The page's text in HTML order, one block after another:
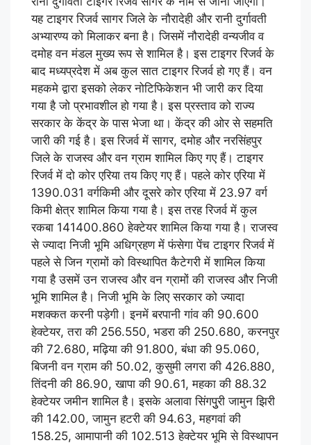
यह टाइगर रिजर्व सागर जिले के नौरादेही और रानी दुर्गावती
अभ्यारण्य को मिलाकर बना है। जिसमें नौरादेही वन्यजीव व
दमोह वन मंडल मुख्य रूप से शामिल है। इस टाइगर रिजर्व के
बाद मध्यप्रदेश में अब कुल सात टाइगर रिजर्व हो गए हैं। वन
महकमे द्वारा इसको लेकर नोटिफिकेशन भी जारी कर दिया
गया है जो प्रभावशील हो गया है। इस प्रस्ताव को राज्य
सरकार के केंद्र के पास भेजा था। केंद्र की ओर से सहमति
जारी की गई है। इस रिजर्व में सागर, दमोह और नरसिंहपुर
जिले के राजस्व और वन ग्राम शामिल किए गए हैं। टाइगर
रिजर्व में दो कोर एरिया तय किए गए हैं। पहले कोर एरिया में
1390.031 वर्गकिमी और दूसरे कोर एरिया में 23.97 वर्ग
किमी क्षेत्र शामिल किया गया है। इस तरह रिजर्व में कुल
रकबा 141400.860 हेक्टेयर शामिल किया गया है। राजस्व
से ज्यादा निजी भूमि अधिग्रहण में फंसेगा पेंच टाइगर रिजर्व में
पहले से जिन ग्रामों को विस्थापित कैटेगरी में शामिल किया
गया है उसमें उन राजस्व और वन ग्रामों की राजस्व और निजी
भूमि शामिल है। निजी भूमि के लिए सरकार को ज्यादा
मशक्कत करनी पड़ेगी। इनमें बरपानी गांव की 90.600
हेक्टेयर, तरा की 256.550, भडरा की 250.680, करनपुर
की 72.680, मढ़िया की 91.800, बंधा की 95.060,
बिजनी वन ग्राम की 50.02, कुसुमी लगरा की 426.880,
तिंदनी की 86.90, खापा की 90.61, महका की 88.32
हेक्टेयर जमीन शामिल है। इसके अलावा सिंगपुुरी जामुन झिरी
की 142.00, जामुन हटरी की 94.63, महगवां की
158.25, आमापानी की 102.513 हेक्टेयर भूमि से विस्थापन